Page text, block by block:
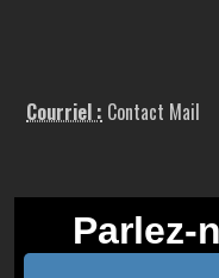
Courriel : Contact Mail